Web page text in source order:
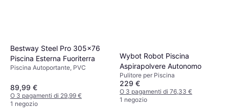
Bestway Steel Pro 305x76
Piscina Esterna Fuoriterra
Piscina Autoportante, PVC
89,99 €
O 3 pagamenti di 29,99 €
1 negozio
Wybot Robot Piscina
Aspirapolvere Autonomo
Pulitore per Piscina
229 €
O 3 pagamenti di 76,33 €
1 negozio